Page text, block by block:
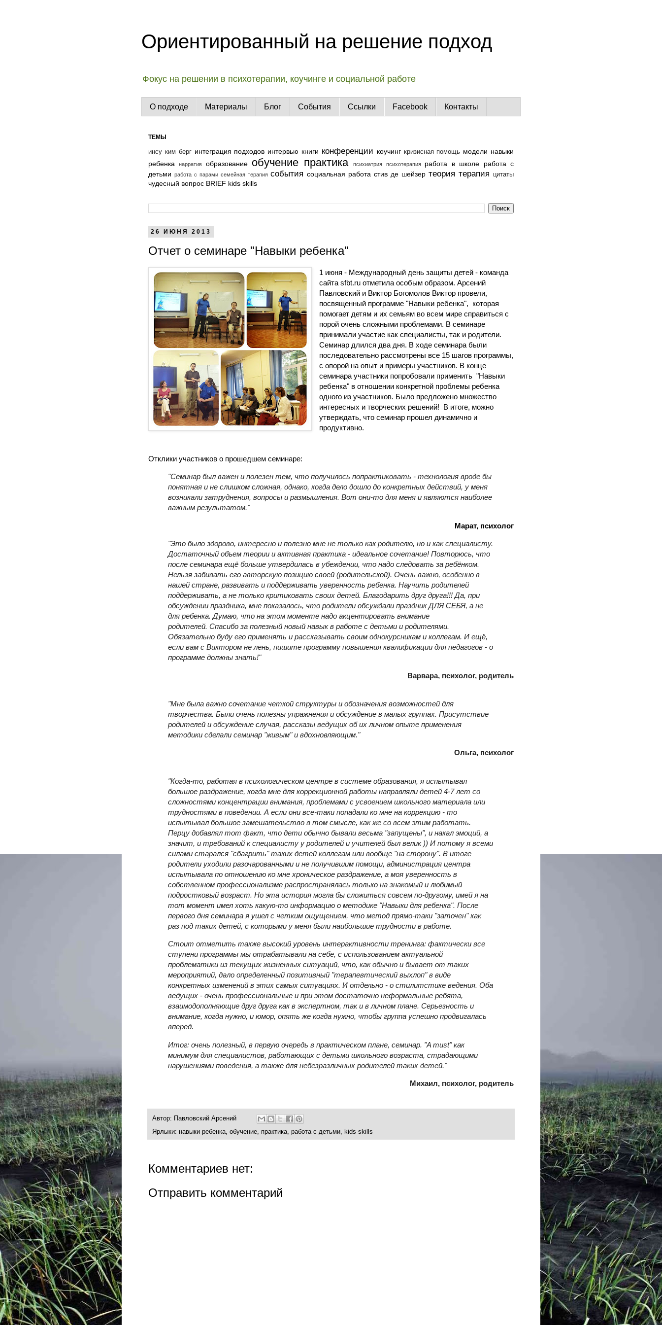
Ориентированный на решение подход
Фокус на решении в психотерапии, коучинге и социальной работе
О подходе Материалы Блог События Ссылки Facebook Контакты
ТЕМЫ
инсу ким берг интеграция подходов интервью книги конференции коучинг кризисная помощь модели навыки
ребенка
нарратив образование обучение практика психиатрия психотерапия работа в школе
работа с
детьми работа с парами семейная терапия события социальная работа стив де шейзер теория терапия цитаты
чудесный вопрос BRIEF kids skills
26 ИЮНЯ 2013
Отчет о семинаре "Навыки ребенка"
1 июня - Международный день защиты детей - команда
сайтаsfbt.ru отметила особым образом. Арсений
Павловский и Виктор Богомолов Виктор провели,
посвященный программе"Навыки ребенка", которая
помогает детям и их семьям во всем мире справиться с
порой очень сложными проблемами. В семинаре
принимали участие как специалисты, так и родители.
Семинар длился два дня. В ходе семинара были
последовательно рассмотрены все 15 шагов программы,
с опорой на опыт и примеры участников. В конце
семинара участники попробовали применить "Навыки
ребенка" в отношении конкретной проблемы ребенка
одного из участников. Было предложено множество
интересных и творческих решений! В итоге, можно
утверждать, что семинар прошел динамично и
продуктивно.
Отклики участников о прошедшем семинаре:
"Семинар был важен и полезен тем, что получилось попрактиковать - технология вроде бы
понятная и не слишком сложная, однако, когда дело дошло до конкретных действий, у меня
возникали затруднения, вопросы и размышления. Вот они-то для меня и являются наиболее
важным результатом."
Марат, психолог
"Это было здорово, интересно и полезно мне не только как родителю, но и как специалисту.
Достаточный объем теории и активная практика - идеальное сочетание! Повторюсь, что
после семинара ещё больше утвердилась в убеждении, что надо следовать за ребёнком.
Нельзя забивать его авторскую позицию своей (родительской). Очень важно, особенно в
нашей стране, развивать и поддерживать уверенность ребенка. Научить родителей
поддерживать, а не только критиковать своих детей. Благодарить друг друга!!! Да, при
обсуждении праздника, мне показалось, что родители обсуждали праздник ДЛЯ СЕБЯ, а не
для ребенка. Думаю, что на этом моменте надо акцентировать внимание
родителей. Спасибо за полезный новый навык в работе с детьми и родителями.
Обязательно буду его применять и рассказывать своим однокурсникам и коллегам. И ещё,
если вам с Виктором не лень, пишите программу повышения квалификации для педагогов - о
программе должны знать!"
Варвара, психолог, родитель
"Мне была важно сочетание четкой структуры и обозначения возможностей для
творчества. Были очень полезны упражнения и обсуждение в малых группах. Присутствие
родителей и обсуждение случая, рассказы ведущих об их личном опыте применения
методики сделали семинар "живым" и вдохновляющим."
Ольга, психолог
"Когда-то, работая в психологическом центре в системе образования, я испытывал
большое раздражение, когда мне для коррекционной работы направляли детей 4-7 лет со
сложностями концентрации внимания, проблемами с усвоением школьного материала или
трудностями в поведении. А если они все-таки попадали ко мне на коррекцию - то
испытывал большое замешательство в том смысле, как же со всем этим работать.
Перцу добавлял тот факт, что дети обычно бывали весьма "запущены", и накал эмоций, а
значит, и требований к специалисту у родителей и учителей был велик )) И потому я всеми
силами старался "сбагрить" таких детей коллегам или вообще "на сторону". В итоге
родители уходили разочарованными и не получившим помощи, администрация центра
испытывала по отношению ко мне хроническое раздражение, а моя уверенность в
собственном профессионализме распространялась только на знакомый и любимый
подростковый возраст. Но эта история могла бы сложиться совсем по-другому, имей я на
тот момент имел хоть какую-то информацию о методике "Навыки для ребенка". После
первого дня семинара я ушел с четким ощущением, что метод прямо-таки "заточен" как
раз под таких детей, с которыми у меня были наибольшие трудности в работе.
Стоит отметить также высокий уровень интерактивности тренинга: фактически все
ступени программы мы отрабатывали на себе, с использованием актуальной
проблематики из текущих жизненных ситуаций, что, как обычно и бывает от таких
мероприятий, дало определенный позитивный "терапевтический выхлоп" в виде
конкретных изменений в этих самых ситуациях. И отдельно - о стилитстике ведения. Оба
ведущих - очень профессиональные и при этом достаточно неформальные ребята,
взаимодополняющие друг друга как в экспертном, так и в личном плане. Серьезность и
внимание, когда нужно, и юмор, опять же когда нужно, чтобы группа успешно продвигалась
вперед.
Итог: очень полезный, в первую очередь в практическом плане, семинар. "A must" как
минимум для специалистов, работающих с детьми школьного возраста, страдающими
нарушениями поведения, а также для небезразличных родителей таких детей."
Михаил, психолог, родитель
Автор:
Павловский Арсений
Ярлыки: навыки ребенка, обучение, практика, работа с детьми, kids skills
Комментариев нет:
Отправить комментарий